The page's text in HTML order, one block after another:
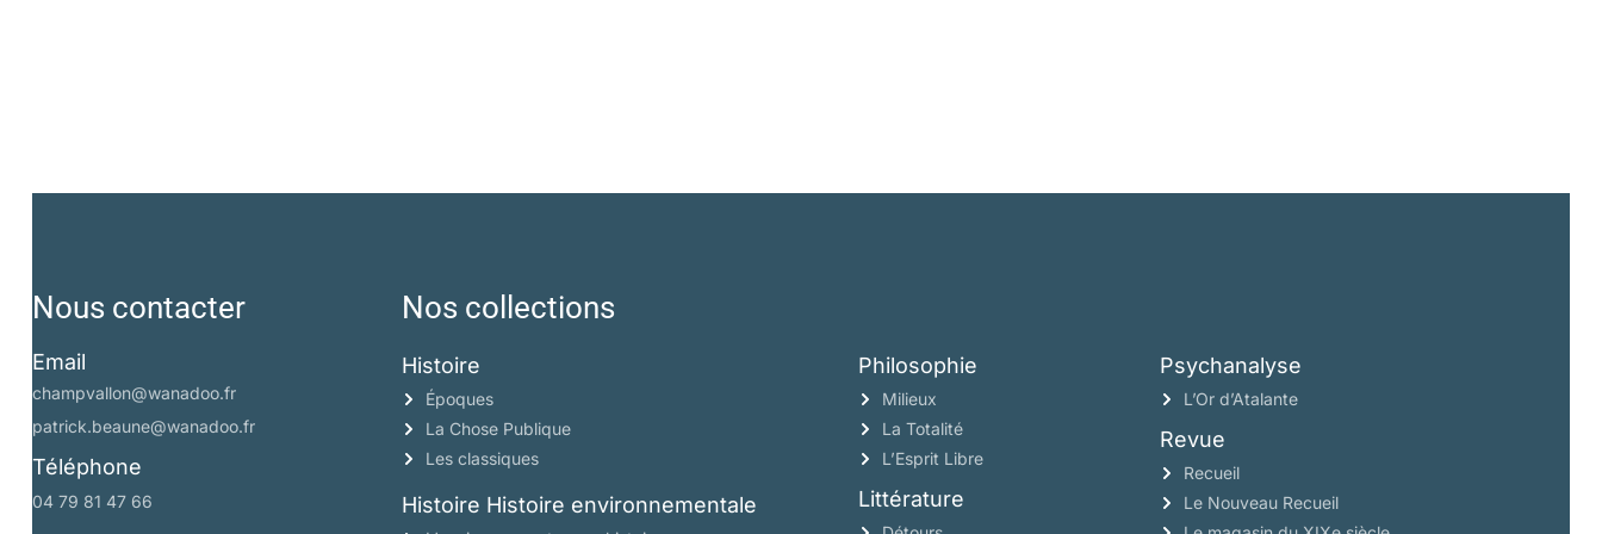
Nous contacter
Email
champvallon@wanadoo.fr
patrick.beaune@wanadoo.fr
Téléphone
04 79 81 47 66
Nos collections
Histoire
Époques
La Chose Publique
Les classiques
Histoire Histoire environnementale
Philosophie
Milieux
La Totalité
L’Esprit Libre
Littérature
Psychanalyse
L’Or d’Atalante
Revue
Recueil
Le Nouveau Recueil